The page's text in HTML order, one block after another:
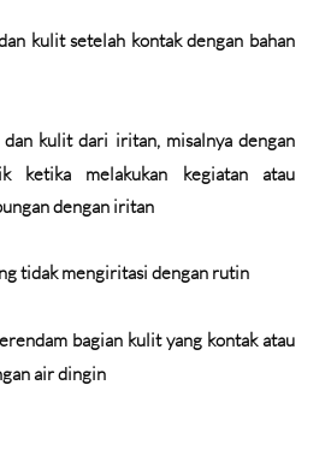
kulit setelah kontak dengan bahan
kulit dari iritan, misalnya dengan
ketika melakukan kegiatan atau
dengan iritan
tidak mengiritasi dengan rutin
bagian kulit yang kontak atau
air dingin